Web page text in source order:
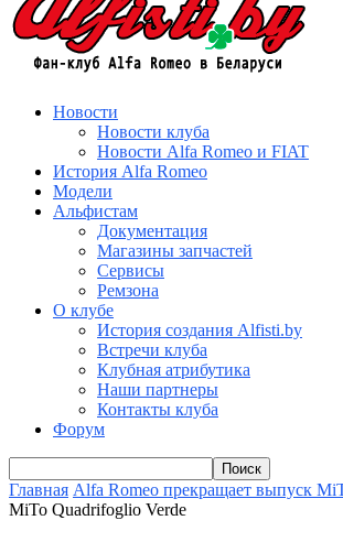
Новости
Новости клуба
Новости Alfa Romeo и FIAT
История Alfa Romeo
Модели
Альфистам
Документация
Магазины запчастей
Сервисы
Ремзона
О клубе
История создания Alfisti.by
Встречи клуба
Клубная атрибутика
Наши партнеры
Контакты клуба
Форум
Главная Alfa Romeo прекращает выпуск
MiTo Quadrifoglio Verde